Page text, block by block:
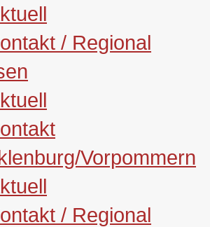
/ Regional
Vorpommern
/ Regional